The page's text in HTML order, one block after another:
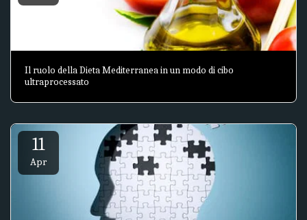
Il ruolo della Dieta Mediterranea in un modo di cibo
ultraprocessato
11
Apr